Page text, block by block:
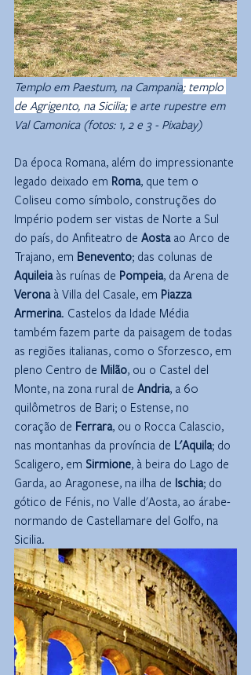
Templo em Paestum, na Campania; templo
de Agrigento, na Sicilia; e arte rupestre em
Val Camonica (fotos: 1, 2 e 3 - Pixabay)
Da época Romana, além do impressionante
legado deixado em Roma, que tem o
Coliseu como símbolo, construções do
Império podem ser vistas de Norte a Sul
do país, do Anfiteatro de Aosta ao Arco de
Trajano, em Benevento; das colunas de
Aquileia às ruínas de Pompeia, da Arena de
Verona à Villa del Casale, em Piazza
Armerina. Castelos da Idade Média
também fazem parte da paisagem de todas
as regiões italianas, como o Sforzesco, em
pleno Centro de Milão, ou o Castel del
Monte, na zona rural de Andria, a 60
quilômetros de Bari; o Estense, no
coração de Ferrara, ou o Rocca Calascio,
nas montanhas da província de L'Aquila; do
Scaligero, em Sirmione, à beira do Lago de
Garda, ao Aragonese, na ilha de Ischia; do
gótico de Fénis, no Valle d'Aosta, ao árabe-
normando de Castellamare del Golfo, na
Sicilia.